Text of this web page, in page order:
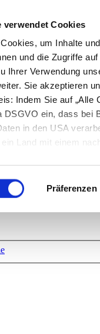
verwendet Cookies
um Inhalte
und die Zugriffe
Ihrer Verwendung
Sie akzeptieren
Indem Sie auf „Alle
DSGVO ein, dass bei
in den USA
Land mit einem
Präferenzen
und Tricks. Stellen